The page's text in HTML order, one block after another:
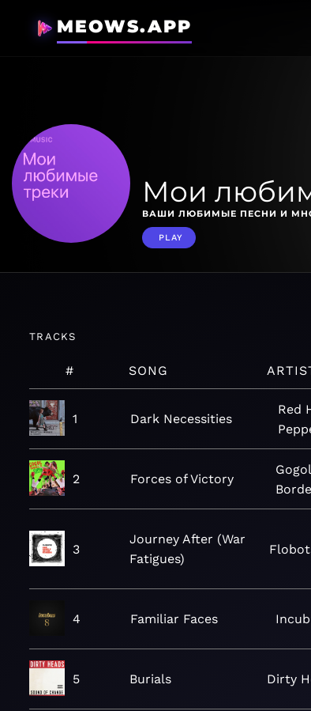
MEOWS.APP
Мои
ВАШИ ЛЮБИМЫЕ ПЕСНИ И
PLAY
TRACKS
# SONG
1 Dark Necessities
Red
2 Forces of Victory
Gogol
3
Journey After (War
Fatigues)
4 Familiar Faces
5 Burials Dirty